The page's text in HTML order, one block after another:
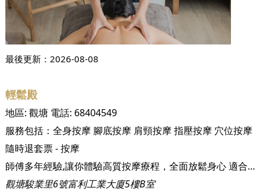
最後更新： 2026-08-08
輕鬆殿
地區: 觀塘電話: 68404549
服務包括： 全身按摩 腳底按摩 肩頸按摩指壓按摩 穴位按摩
隨時退套票 - 按摩
師傅多年經驗,讓你體驗高質按摩療程，全面放鬆身心 適合情侣、夫婦、一家大細 環境清幽高雅 整潔獨立按摩房 超值套餐 舒緩各種痛症
觀塘駿業里6號富利工業大廈5樓B室